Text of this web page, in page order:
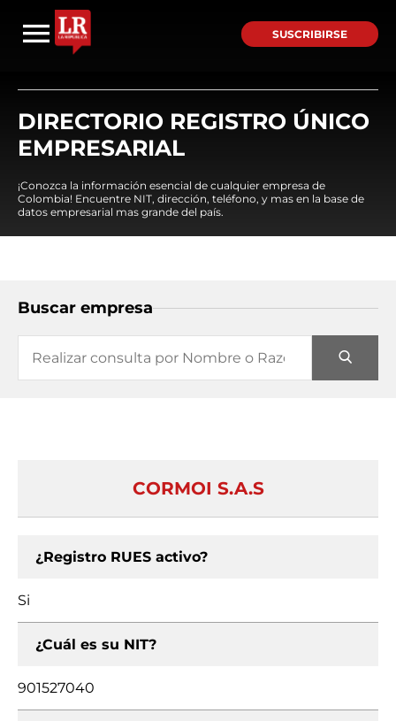
SUSCRIBIRSE
DIRECTORIO REGISTRO ÚNICO
EMPRESARIAL
¡Conozca la información esencial de cualquier empresa de
Colombia! Encuentre NIT, dirección, teléfono, y mas en la base de
datos empresarial mas grande del país.
Buscar empresa
CORMOI S.A.S
¿Registro RUES activo?
Si
¿Cuál es su NIT?
901527040